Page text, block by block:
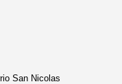
San Nicolas